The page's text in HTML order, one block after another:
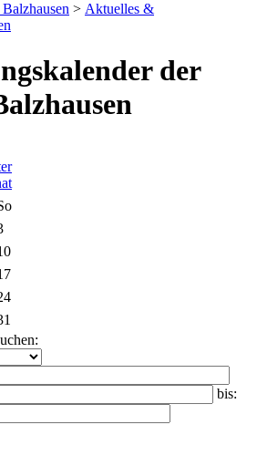
> Aktuelles &
der
bis: